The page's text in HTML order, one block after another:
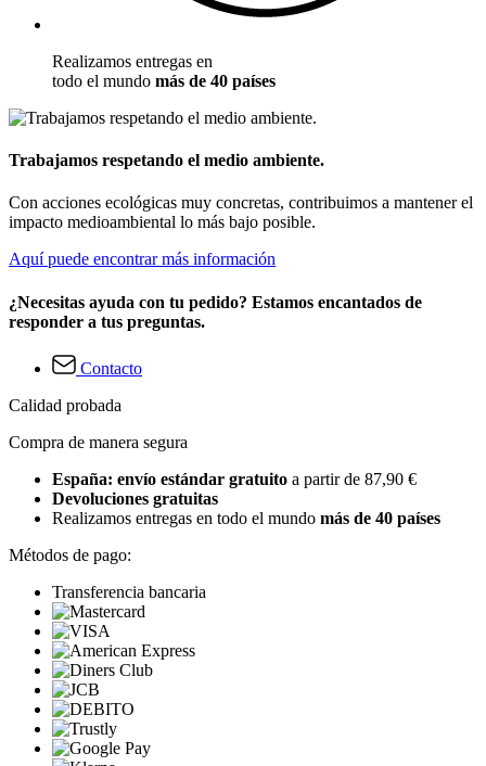
Realizamos entregas en
todo el mundo más de 40 países
Trabajamos respetando el medio ambiente.
Con acciones ecológicas muy concretas, contribuimos a mantener el
impacto medioambiental lo más bajo posible.
Aquí puede encontrar más información
¿Necesitas ayuda con tu pedido? Estamos encantados de
responder a tus preguntas.
Contacto
Calidad probada
Compra de manera segura
España: envío estándar gratuito a partir de 87,90 €
Devoluciones gratuitas
Realizamos entregas en todo el mundo más de 40 países
Métodos de pago:
Transferencia bancaria